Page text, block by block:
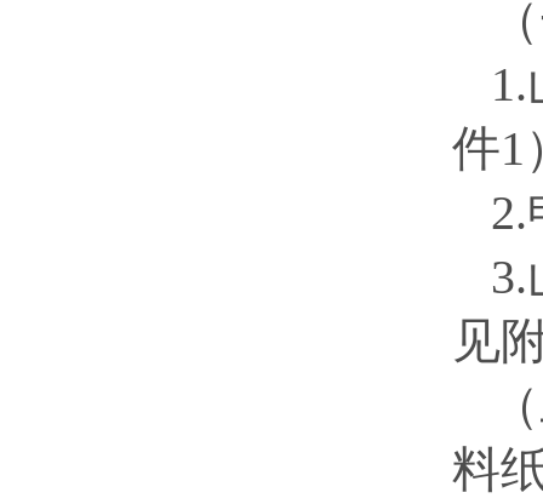
1.
件1
2.
3.
见
料